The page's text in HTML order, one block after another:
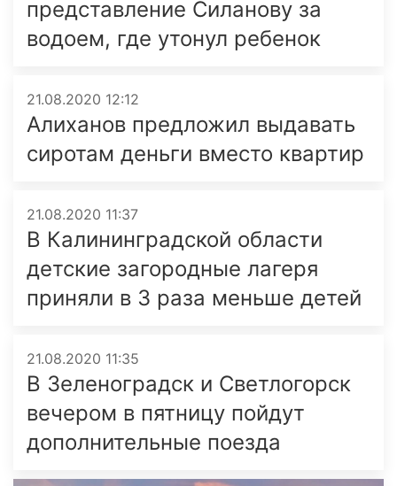
представление Силанову за
водоем, где утонул ребенок
21.08.2020 12:12
Алиханов предложил выдавать
сиротам деньги вместо квартир
21.08.2020 11:37
В Калининградской области
детские загородные лагеря
приняли в 3 раза меньше детей
21.08.2020 11:35
В Зеленоградск и Светлогорск
вечером в пятницу пойдут
дополнительные поезда